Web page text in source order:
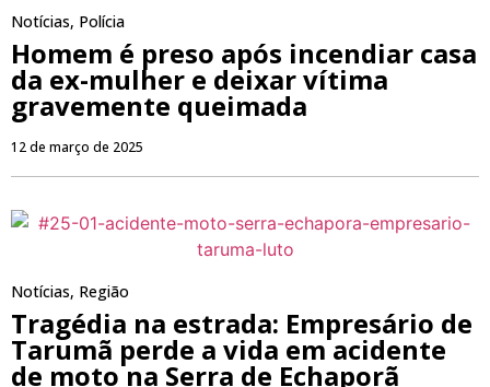
Notícias, Polícia
Homem é preso após incendiar casa
da ex-mulher e deixar vítima
gravemente queimada
12 de março de 2025
Notícias, Região
Tragédia na estrada: Empresário de
Tarumã perde a vida em acidente
de moto na Serra de Echaporã